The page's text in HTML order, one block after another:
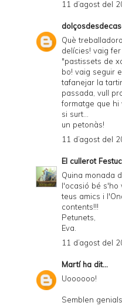
11 d’agost del
Què
delícies! vaig
"pastissets de
bo! vaig seguir
tafanejar la
passada, vull
formatge que hi
si surt...
un petonàs!
11 d’agost del
El cullerot Festuc
Quina monada
l'ocasió bé s'ho
teus amics i
contents!!!
Petunets,
Eva.
11 d’agost del
Martíha dit...
Uoooooo!
Semblen